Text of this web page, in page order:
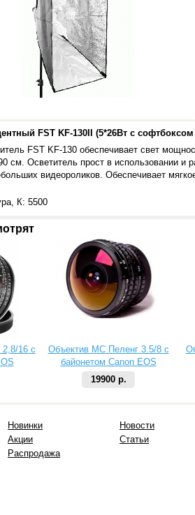
FST KF-130II (5*26Вт с
FST KF-130 обеспечивает свет
см. Осветитель прост в использовании
видеороликов. Обеспечивает
ра, К: 5500
16 с
Объектив МС Пеленг 3.5/8 с
байонетом Canon EOS
19900 р.
Новинки
Акции
Распродажа
Новости
Статьи